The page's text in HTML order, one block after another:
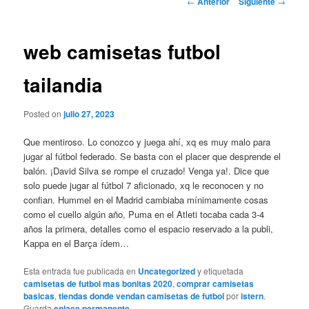
web camisetas futbol
tailandia
Posted onjulio 27, 2023
Que mentiroso. Lo conozco y juega ahí, xq es muy malo para
jugar al fútbol federado. Se basta con el placer que desprende el
balón. ¡David Silva se rompe el cruzado! Venga ya!. Dice que
solo puede jugar al fútbol 7 aficionado, xq le reconocen y no
confian. Hummel en el Madrid cambiaba mínimamente cosas
como el cuello algún año, Puma en el Atleti tocaba cada 3-4
años la primera, detalles como el espacio reservado a la publi,
Kappa en el Barça ídem…
Esta entrada fue publicada en Uncategorizedy etiquetada
camisetas de futbol mas bonitas 2020,comprar camisetas
basicas,tiendas donde vendan camisetas de futbolporistern.